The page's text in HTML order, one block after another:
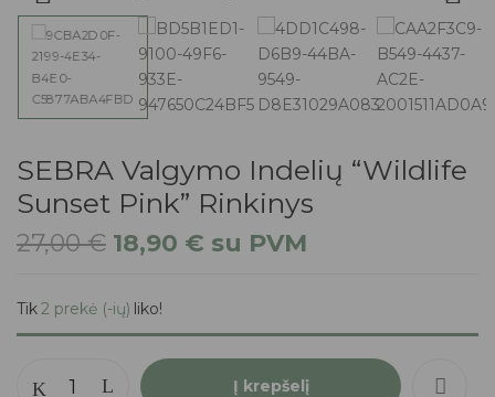
SEBRA Valgymo Indelių “Wildlife
Sunset Pink” Rinkinys
27,00€ 18,90 € su PVM
Tik2 prekė (-ių) liko!
Į krepšelį